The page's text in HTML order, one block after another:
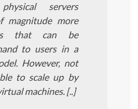
servers
magnitude more
that can be
to users in a
However, not
to scale up by
machines. [..]